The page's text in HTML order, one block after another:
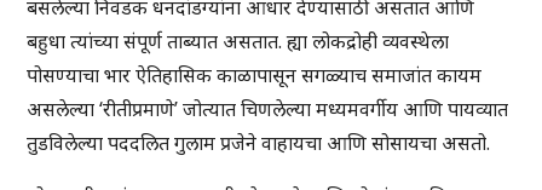
बसलेल्या निवडक धनदांडग्यांना आधार देण्यासाठी असतात आणि
बहुधा त्यांच्या संपूर्ण ताब्यात असतात. ह्या लोकद्रोही व्यवस्थेला
पोसण्याचा भार ऐतिहासिक काळापासून सगळ्याच समाजांत कायम
असलेल्या ‘रीतीप्रमाणे’ जोत्यात चिणलेल्या मध्यमवर्गीय आणि पायव्यात
तुडविलेल्या पददलित गुलाम प्रजेने वाहायचा आणि सोसायचा असतो.